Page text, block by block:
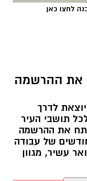
את ההרשמה
לדרך
תושבי העיר
את ההרשמה
של עבודה
עשיר, מגוון